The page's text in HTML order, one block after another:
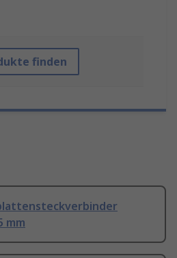
finden
mm